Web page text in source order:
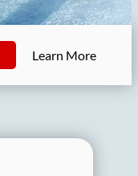
Learn More